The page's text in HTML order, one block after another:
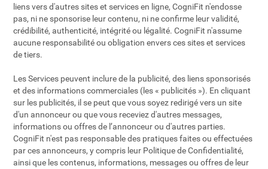
liens vers d'autres sites et services en ligne, CogniFit n'endosse
pas, ni ne sponsorise leur contenu, ni ne confirme leur validité,
crédibilité, authenticité, intégrité ou légalité. CogniFit n'assume
aucune responsabilité ou obligation envers ces sites et services
de tiers.
Les Services peuvent inclure de la publicité, des liens sponsorisés
et des informations commerciales (les « publicités »). En cliquant
sur les publicités, il se peut que vous soyez redirigé vers un site
d'un annonceur ou que vous receviez d'autres messages,
informations ou offres de l’annonceur ou d'autres parties.
CogniFit n'est pas responsable des pratiques faites ou effectuées
par ces annonceurs, y compris leur Politique de Confidentialité,
ainsi que les contenus, informations, messages ou offres de leur